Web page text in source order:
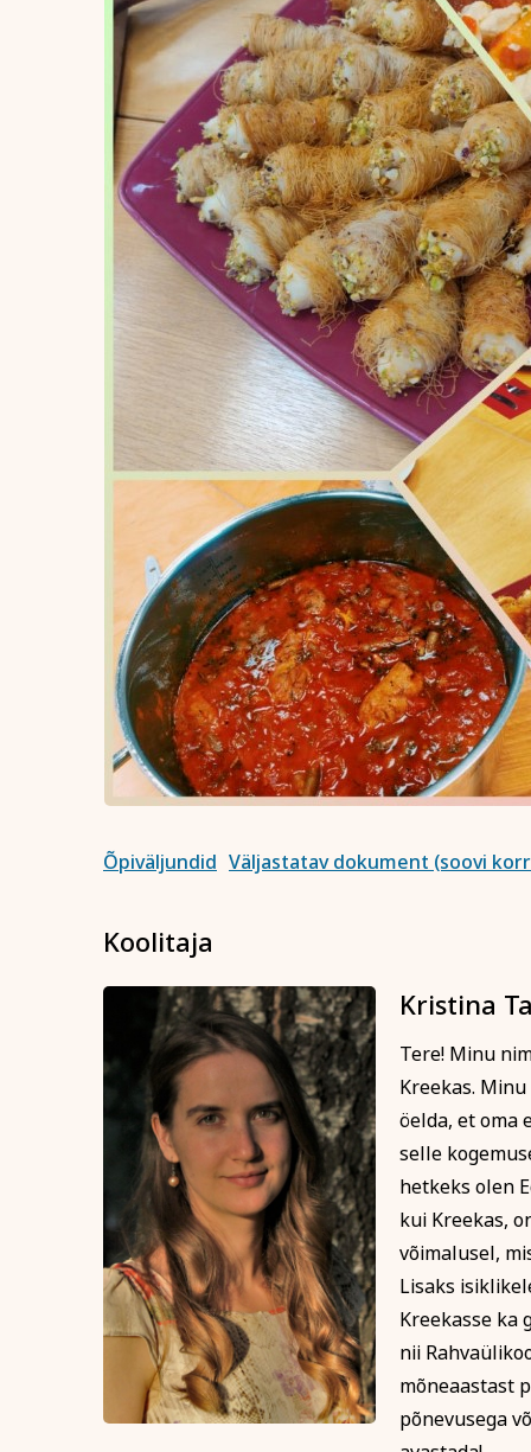
Õpiväljundid Väljastatav dokument (soovi
Koolitaja
Kristina
Tere! Minu
Kreekas.
öelda, et oma
selle
hetkeks olen
kui Kreekas,
võimalusel,
Lisaks
Kreekasse ka
nii
mõneaastast
põnevusega
Kinnitan, et
esitatud
Soovin saada